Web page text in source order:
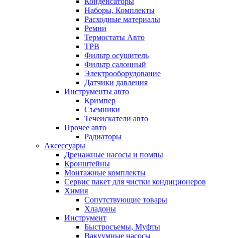
Наборы, Комплекты
Расходные материалы
Ремни
Термостаты Авто
ТРВ
Фильтр осушитель
Фильтр салонный
Электрооборудование
Датчики давления
Инструменты авто
Кримпер
Съемники
Течеискатели авто
Прочее авто
Радиаторы
Аксессуары
Дренажные насосы и помпы
Кронштейны
Монтажные комплекты
Сервис пакет для чистки кондиционеров
Химия
Сопутствующие товары
Хладоны
Инструмент
Быстросъемы, Муфты
Вакуумные насосы